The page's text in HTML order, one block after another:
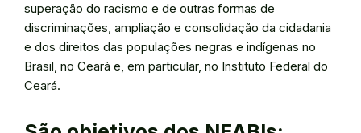
superação do racismo e de outras formas de
discriminações, ampliação e consolidação da cidadania
e dos direitos das populações negras e indígenas no
Brasil, no Ceará e, em particular, no Instituto Federal do
Ceará.